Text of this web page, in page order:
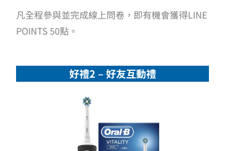
凡全程參與並完成線上問卷，即有機會獲得LINE
POINTS 50點。
好禮2 – 好友互動禮